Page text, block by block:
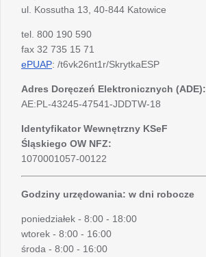
ul. Kossutha 13, 40-844 Katowice
tel. 800 190 590
fax 32 735 15 71
ePUAP: /t6vk26nt1r/SkrytkaESP
Adres Doręczeń Elektronicznych (ADE):
AE:PL-43245-47541-JDDTW-18
Identyfikator Wewnętrzny KSeF
Śląskiego OW NFZ:
1070001057-00122
Godziny urzędowania: w dni robocze
poniedziałek - 8:00 - 18:00
wtorek - 8:00 - 16:00
środa - 8:00 - 16:00